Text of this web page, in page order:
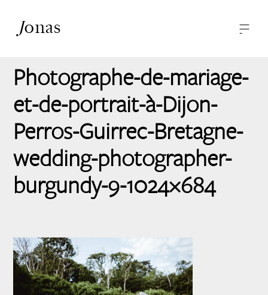
Jonas —
—
-
A propos
Contact
Photographe-de-mariage-
et-de-portrait-à-Dijon-
Perros-Guirrec-Bretagne-
wedding-photographer-
burgundy-9-1024×684